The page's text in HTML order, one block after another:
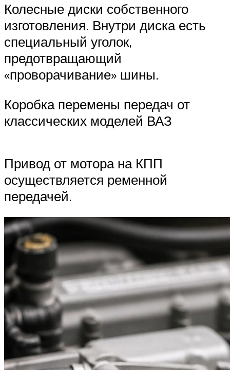
Колесные диски собственного
изготовления. Внутри диска есть
специальный уголок,
предотвращающий
«проворачивание» шины.
Коробка перемены передач от
классических моделей ВАЗ
Привод от мотора на КПП
осуществляется ременной
передачей.